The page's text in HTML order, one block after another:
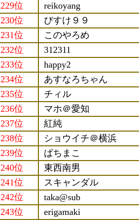
229位
reikoyang
230位
びすけ９９
231位
このやろめ
232位
312311
233位
happy2
234位
あすなろちゃん
235位
チィル
236位
マホ＠愛知
237位
紅純
238位
ショウイチ＠横浜
239位
ぱちまこ
240位
東西南男
241位
スキャンダル
242位
taka@sub
243位
erigamaki